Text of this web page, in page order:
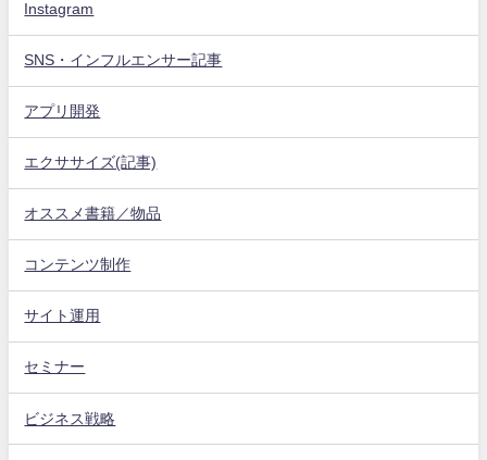
Instagram
SNS・インフルエンサー記事
アプリ開発
エクササイズ(記事)
オススメ書籍／物品
コンテンツ制作
サイト運用
セミナー
ビジネス戦略